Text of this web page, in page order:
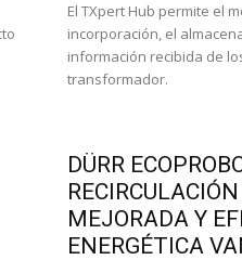
El TXpert Hub permite el
incorporación, el
información recibida de
transformador.
DÜRR
MEJORADA Y
ENERGÉTICA